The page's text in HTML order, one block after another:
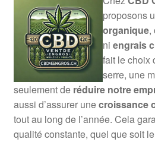
proposons
organique,
ni engrais
fait le choix
serre, une
seulement de réduire notre
aussi d’assurer unecroissance
tout au long de l’année. Cela
qualité constante, quel que soit